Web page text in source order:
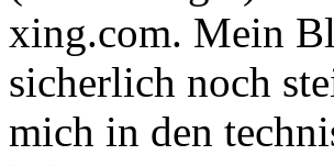
xing.com. Mein
sicherlich noch
mich in den